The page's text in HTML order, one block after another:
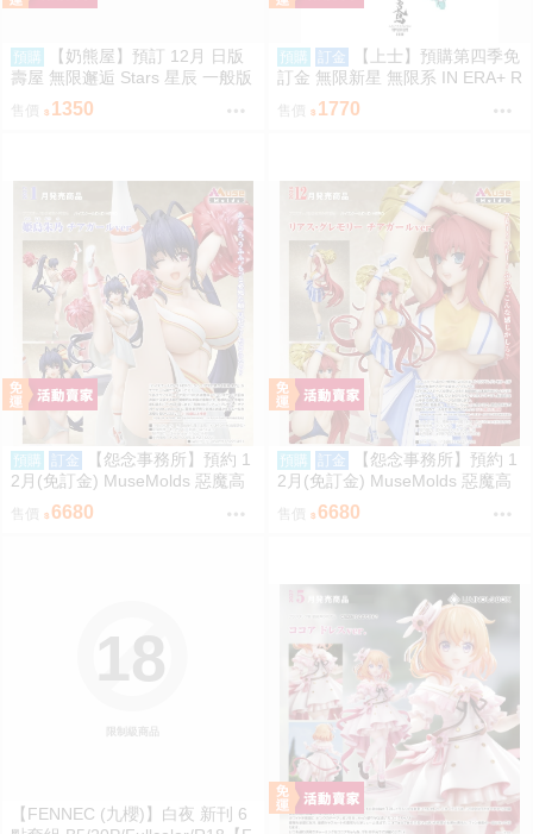
預購
【奶熊屋】預訂 12月 日版
壽屋 無限邂逅 Stars 星辰 一般版
組裝模型 0816
售價 1350
預購 訂金
【上士】預購第四季免
訂金 無限新星 無限系 IN ERA+ R
MD 青鳶 組裝模型 0812
售價 1770
預購 訂金
【怨念事務所】預約 1
2月(免訂金) MuseMolds 惡魔高
校 姫島朱乃 啦啦隊Ver 1/6 0906
6680
預購 訂金
【怨念事務所】預約 1
2月(免訂金) MuseMolds 惡魔高
校 莉雅絲 啦啦隊Ver 1/6 0906
6680
限制級商品
18
【FENNEC (九櫻)】白夜 新刊 6